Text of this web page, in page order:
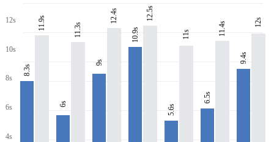
12s
10s
8s
6s
4s
8.3s
11.9s
6s
11.3s
9s
12.4s
10.9s
12.5s
5.6s
11s
6.5s
11.4s
9.4s
12s